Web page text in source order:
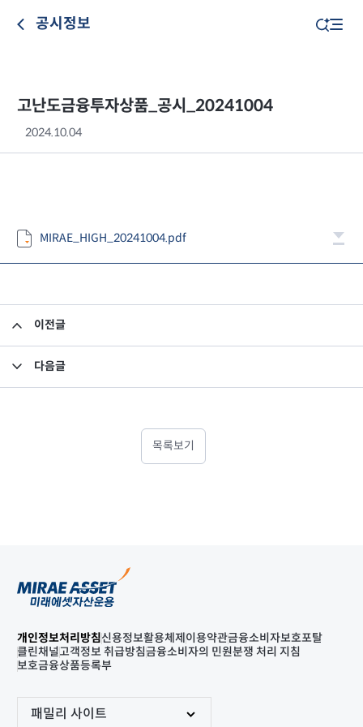
공시정보
고난도금융투자상품_공시_20241004
2024.10.04
MIRAE_HIGH_20241004.pdf
이전글
다음글
목록보기
개인정보처리방침신용정보활용체제 이용약관금융소비자보호포탈
클린채널고객정보 취급방침금융소비자의 민원분쟁 처리 지침
보호금융상품등록부
패밀리 사이트